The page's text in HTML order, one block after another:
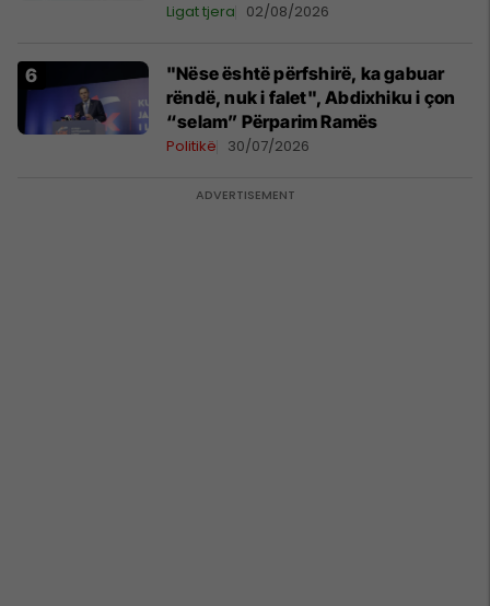
Ligat tjera 02/08/2026
"Nëse është përfshirë, ka gabuar
rëndë, nuk i falet", Abdixhiku i çon
“selam” Përparim Ramës
Politikë 30/07/2026